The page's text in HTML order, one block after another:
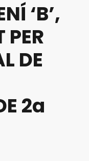
‘B’,
PER
DE
2a